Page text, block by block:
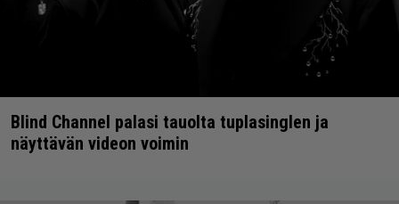
Blind Channel palasi tauolta tuplasinglen ja
näyttävän videon voimin